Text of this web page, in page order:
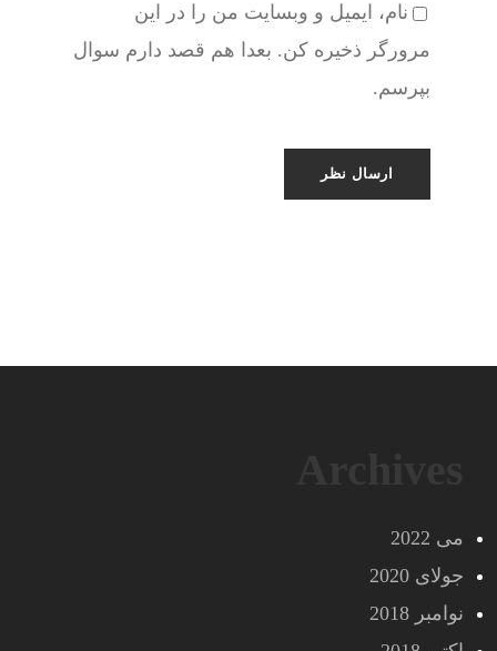
نام، ایمیل و وبسایت من را در این
مرورگر ذخیره کن. بعدا هم قصد دارم سوال
بپرسم.
می 2022
جولای 2020
نوامبر 2018